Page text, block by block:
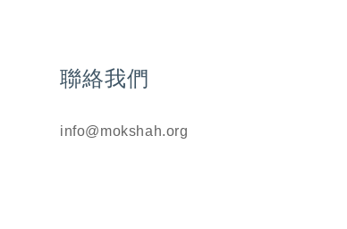
聯絡我們
info@mokshah.org